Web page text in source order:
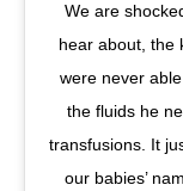
We are
hear about, the
were never
the fluids he
transfusions. It
our babies’